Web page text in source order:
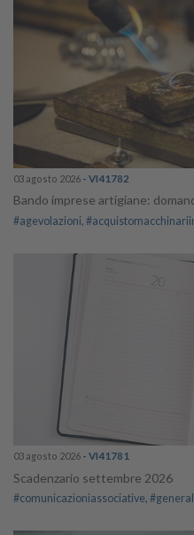
03 agosto 2026 - VI41782
Bando imprese artigiane:
#agevolazioni
03 agosto 2026 - VI41781
Scadenzario settembre 2026
#comunicazioniassociative